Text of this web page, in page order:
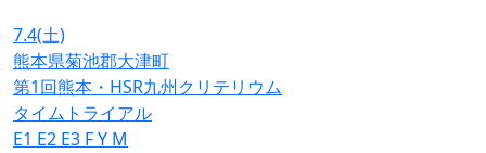
7.4(土)
熊本県菊池郡大津町
第1回熊本・HSR九州クリテリウム
タイムトライアル
E1 E2 E3 FY M